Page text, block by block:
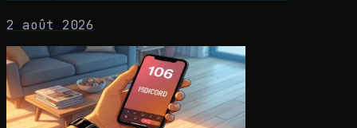
2 août 2026